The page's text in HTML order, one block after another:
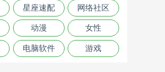
星座速配 网络社区
动漫 女性
电脑软件 游戏